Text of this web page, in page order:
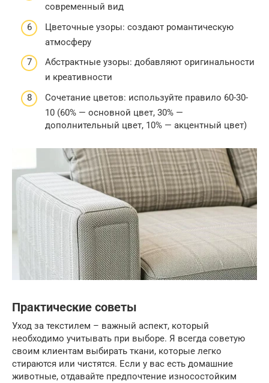
современный вид
Цветочные узоры: создают романтическую
атмосферу
Абстрактные узоры: добавляют оригинальности
и креативности
Сочетание цветов: используйте правило 60-30-
10 (60% — основной цвет, 30% —
дополнительный цвет, 10% — акцентный цвет)
Практические советы
Уход за текстилем – важный аспект, который
необходимо учитывать при выборе. Я всегда советую
своим клиентам выбирать ткани, которые легко
стираются или чистятся. Если у вас есть домашние
животные, отдавайте предпочтение износостойким